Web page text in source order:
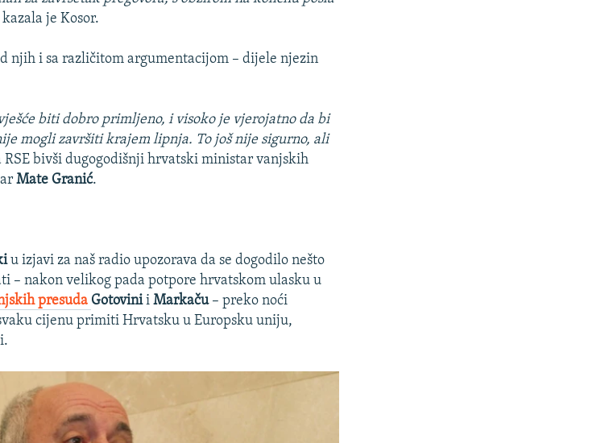
kazala je Kosor.
njih i sa različitom argumentacijom – dijele njezin
biti dobro primljeno, i visoko je vjerojatno da bi
mogli završiti krajem lipnja. To još nije sigurno, ali
RSE bivši dugogodišnji hrvatski ministar vanjskih
Mate Granić.
u izjavi za naš radio upozorava da se dogodilo nešto
– nakon velikog pada potpore hrvatskom ulasku u
presuda GotoviniiMarkaču– preko noći
cijenu primiti Hrvatsku u Europsku uniju,